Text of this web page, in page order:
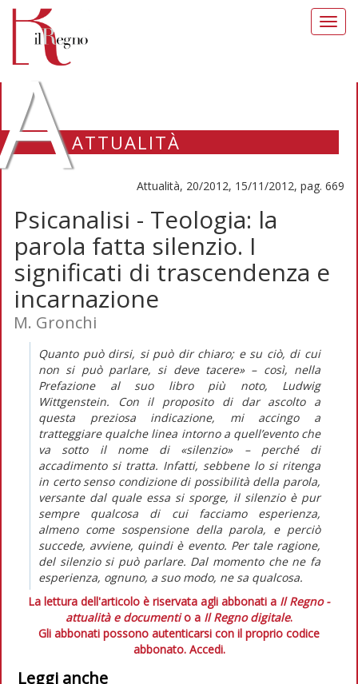
ATTUALITÀ
Attualità, 20/2012, 15/11/2012, pag. 669
Psicanalisi - Teologia: la
parola fatta silenzio. I
significati di trascendenza e
incarnazione
M. Gronchi
Quanto può dirsi, si può dir chiaro; e su ciò, di cui
non si può parlare, si deve tacere» – così, nella
Prefazione al suo libro più noto, Ludwig
Wittgenstein. Con il proposito di dar ascolto a
questa preziosa indicazione, mi accingo a
tratteggiare qualche linea intorno a quell’evento che
va sotto il nome di «silenzio» – perché di
accadimento si tratta. Infatti, sebbene lo si ritenga
in certo senso condizione di possibilità della parola,
versante dal quale essa si sporge, il silenzio è pur
sempre qualcosa di cui facciamo esperienza,
almeno come sospensione della parola, e perciò
succede, avviene, quindi è evento. Per tale ragione,
del silenzio si può parlare. Dal momento che ne fa
esperienza, ognuno, a suo modo, ne sa qualcosa.
La lettura dell'articolo è riservata agli abbonati a Il Regno -
attualità e documentio a Il Regno digitale.
Gli abbonati possono autenticarsi con il proprio codice
abbonato. Accedi.
Leggi anche